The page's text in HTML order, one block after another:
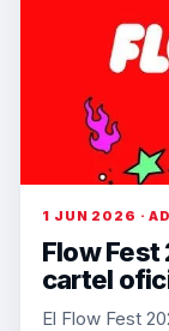
1 JUN 2026 ·
Flow
cartel
El Flow Fest